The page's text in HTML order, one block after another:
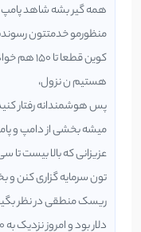
همه گیر بشه شاهد
منظورمو خدمتتون
کوین
هستیم ن نزول،
پس هوشمندانه رفتار
میشه بخشی از دامپ و
عزیزانی که بالا بیست تا
تون سرمایه گزاری کنن